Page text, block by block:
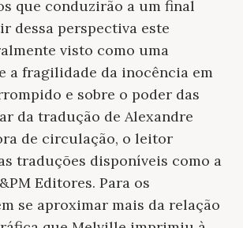
que conduzirão a um final
dessa perspectiva este
visto como uma
a fragilidade da inocência em
e sobre o poder das
da tradução de Alexandre
de circulação, o leitor
traduções disponíveis como a
Editores. Para os
se aproximar mais da relação